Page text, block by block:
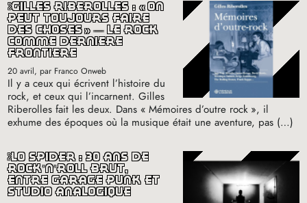
gilles riberolles : «on
peut toujours faire
des choses» — le rock
comme dernière
frontière
20 avril, par Franco Onweb
Il y a ceux qui écrivent l’histoire du
rock, et ceux qui l’incarnent. Gilles
Riberolles fait les deux. Dans « Mémoires d’outre rock », il
exhume des époques où la musique était une aventure, pas (…)
lo spider : 30 ans de
rock’n’roll brut,
entre garage punk et
studio analogique